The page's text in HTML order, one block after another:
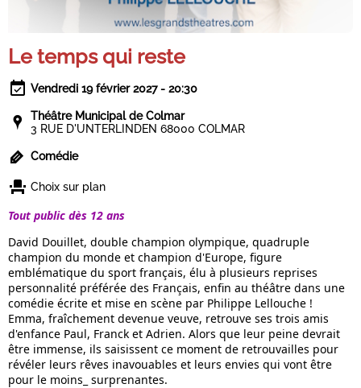
Le temps qui reste
Vendredi 19 février 2027 - 20:30
Théâtre Municipal de Colmar
3 RUE D'UNTERLINDEN 68000 COLMAR
Comédie
Choix sur plan
Tout public dès 12 ans
David Douillet, double champion olympique, quadruple
champion du monde et champion d'Europe, figure
emblématique du sport français, élu à plusieurs reprises
personnalité préférée des Français, enfin au théâtre dans une
comédie écrite et mise en scène par Philippe Lellouche !
Emma, fraîchement devenue veuve, retrouve ses trois amis
d'enfance Paul, Franck et Adrien. Alors que leur peine devrait
être immense, ils saisissent ce moment de retrouvailles pour
révéler leurs rêves inavouables et leurs envies qui vont être
pour le moins_ surprenantes.